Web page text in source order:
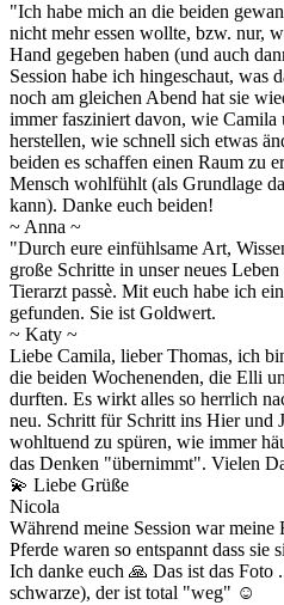
"Ich habe mich an die beiden
nicht mehr essen wollte, bzw. nur,
Hand gegeben haben (und auch
Session habe ich hingeschaut, was
noch am gleichen Abend hat sie
immer fasziniert davon, wie Camila
herstellen, wie schnell sich etwas
beiden es schaffen einen Raum zu
Mensch wohlfühlt (als Grundlage
kann). Danke euch beiden!
~ Anna ~
"Durch eure einfühlsame Art,
große Schritte in unser neues
Tierarzt passè. Mit euch habe ich
gefunden. Sie ist Goldwert.
~ Katy ~
Liebe Camila, lieber Thomas, ich
die beiden Wochenenden, die Elli
durften. Es wirkt alles so herrlich
neu. Schritt für Schritt ins Hier und
wohltuend zu spüren, wie immer
das Denken "übernimmt". Vielen
💫 Liebe Grüße
Nicola
Während meine Session war
Pferde waren so entspannt dass
Ich danke euch 🙏 Das ist das Foto
schwarze), der ist total "weg" ☺️